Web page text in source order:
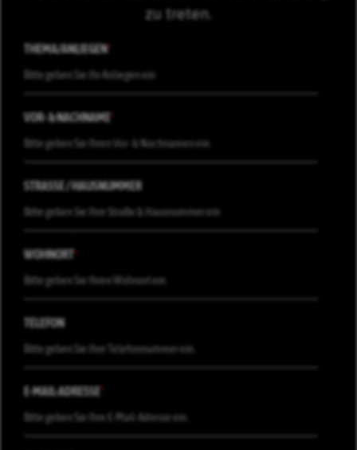
zu treten.
THEMA/ANLIEGEN*
VOR- & NACHNAME*
STRASSE / HAUSNUMMER
WOHNORT*
TELEFON
E-MAIL-ADRESSE*